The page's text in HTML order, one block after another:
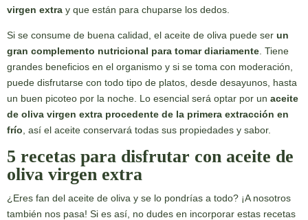
virgen extra y que están para chuparse los dedos.
Si se consume de buena calidad, el aceite de oliva puede ser un
gran complemento nutricional para tomar diariamente . Tiene
grandes beneficios en el organismo y si se toma con moderación,
puede disfrutarse con todo tipo de platos, desde desayunos, hasta
un buen picoteo por la noche. Lo esencial será optar por un aceite
de oliva virgen extra procedente de la primera extracción en
frío , así el aceite conservará todas sus propiedades y sabor.
5 recetas para disfrutar con aceite de
oliva virgen extra
¿Eres fan del aceite de oliva y se lo pondrías a todo? ¡A nosotros
también nos pasa! Si es así, no dudes en incorporar estas recetas